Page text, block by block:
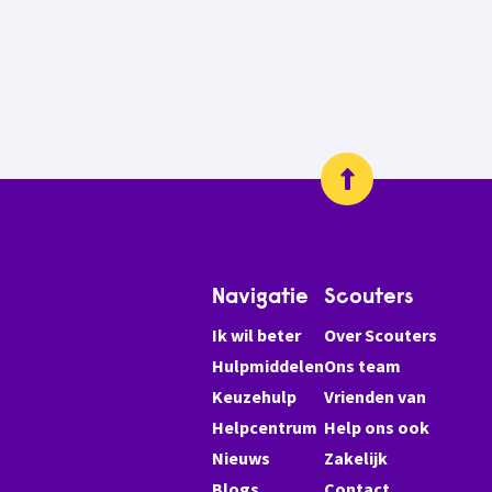
Navigatie
Ik wil beter
Hulpmiddelen
Keuzehulp
Helpcentrum
Nieuws
Scouters
Over Scouters
Ons team
Vrienden van
Help ons ook
Zakelijk